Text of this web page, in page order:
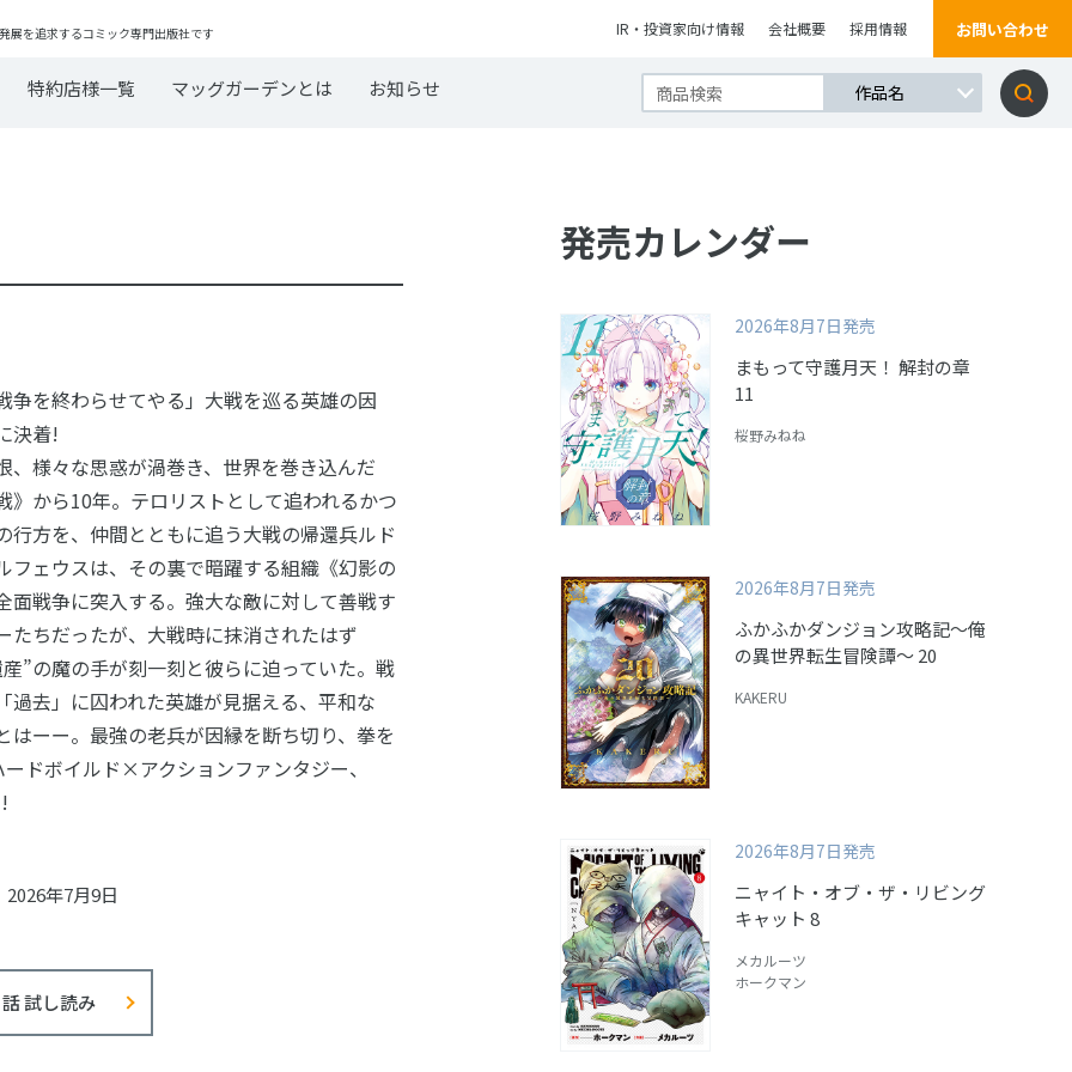
展を追求するコミック専門出版社です IR・投資家向け情報 会社概要 採用情報 お問い合わせ
特約店様一覧 マッグガーデンとは お知らせ
争を終わらせてやる」大戦を巡る英雄の因
決着!
、様々な思惑が渦巻き、世界を巻き込んだ
》から10年。テロリストとして追われるかつ
行方を、仲間とともに追う大戦の帰還兵ルド
フェウスは、その裏で暗躍する組織《幻影の
面戦争に突入する。強大な敵に対して善戦す
たちだったが、大戦時に抹消されたはず
”の魔の手が刻一刻と彼らに迫っていた。戦
過去」に囚われた英雄が見据える、平和な
はーー。最強の老兵が因縁を断ち切り、拳を
ドボイルド×アクションファンタジー、
年7月9日
試し読み
発売カレンダー
2026年8月7日発売
まもって守護月天！ 解封の章
11
桜野みねね
2026年8月7日発売
ふかふかダンジョン攻略記～俺
の異世界転生冒険譚～ 20
KAKERU
2026年8月7日発売
ニャイト・オブ・ザ・リビング
キャット 8
メカルーツ
ホークマン